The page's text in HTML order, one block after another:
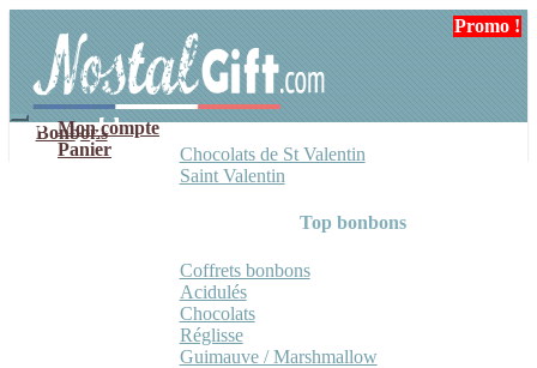
navigation
contenu
Mon compte
Panier
Bonbons
Chocolats de St Valentin
Saint Valentin
Top bonbons
Coffrets bonbons
Acidulés
Chocolats
Réglisse
Guimauve / Marshmallow
Promo !
Promo !
Promo !